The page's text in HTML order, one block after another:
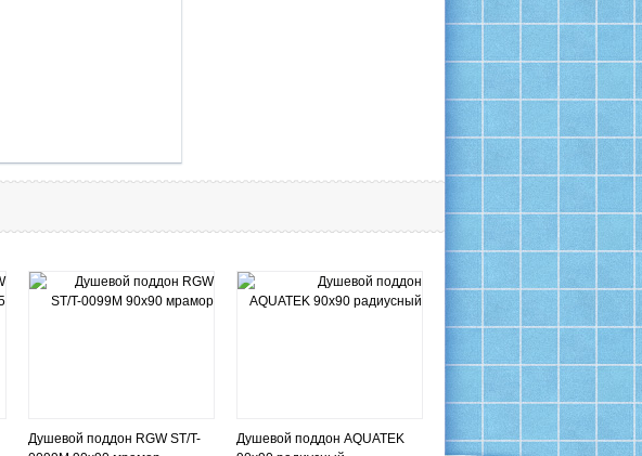
Душевой поддон RGW ST/T-
Душевой поддон AQUATEK